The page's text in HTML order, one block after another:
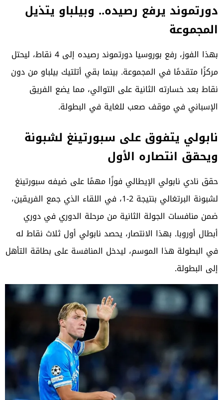
دورتموند يرفع رصيده.. وبيلباو يتذيل
المجموعة
بهذا الفوز، رفع بوروسيا دورتموند رصيده إلى 4 نقاط، ليحتل
مركزًا متقدمًا في المجموعة. بينما بقي أتلتيك بيلباو من دون
نقاط بعد خسارته الثانية على التوالي، مما يضع الفريق
الإسباني في موقف صعب للغاية في البطولة.
نابولي يتفوق على سبورتينغ لشبونة
ويحقق انتصاره الأول
حقق نادي نابولي الإيطالي فوزًا مهمًا على ضيفه سبورتينغ
لشبونة البرتغالي بنتيجة 2-1، في اللقاء الذي جمع الفريقين،
ضمن منافسات الجولة الثانية من مرحلة الدوري في دوري
أبطال أوروبا. بهذا الانتصار، يحصد نابولي أول ثلاث نقاط له
في البطولة هذا الموسم، ليدخل المنافسة على بطاقة التأهل
إلى البطولة.